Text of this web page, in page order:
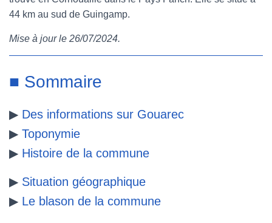
e
b
o
k
t
t
r
t
e
e
s
b
44 km au sud de Guingamp.
Mise à jour le 26/07/2024.
■ Sommaire
▶ Des informations sur Gouarec
▶ Toponymie
▶ Histoire de la commune
▶ Situation géographique
▶ Le blason de la commune